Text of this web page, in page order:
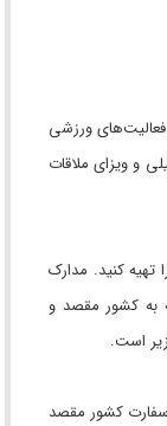
فعالیت‌های ورزشی
و ویزای ملاقات
تهیه کنید. مدارک
کشور مقصد و
است.
کشور مقصد